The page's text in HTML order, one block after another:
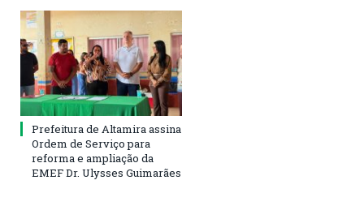
Prefeitura de Altamira assina
Ordem de Serviço para
reforma e ampliação da
EMEF Dr. Ulysses Guimarães